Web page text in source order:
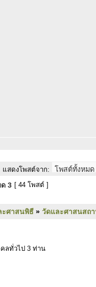
แสดงโพสต์จาก:
ด 3 [ 44 โพสต์ ]
ะศาสนพิธี » วัดและศาสนสถ
ลทั่วไป 3 ท่าน